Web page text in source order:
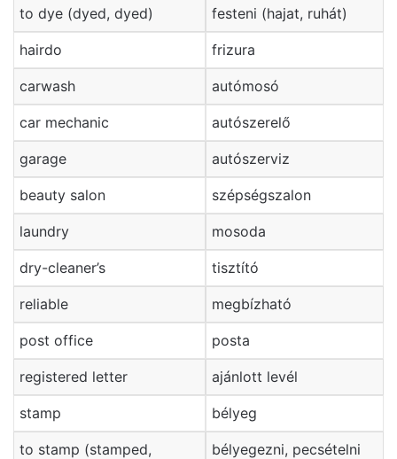
to dye (dyed, dyed) festeni (hajat, ruhát)
hairdo frizura
carwash autómosó
car mechanic autószerelő
garage autószerviz
beauty salon szépségszalon
laundry mosoda
dry-cleaner’s tisztító
reliable megbízható
post office posta
registered letter ajánlott levél
stamp bélyeg
to stamp (stamped,
bélyegezni, pecsételni